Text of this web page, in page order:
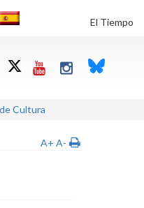
El Tiempo
Cultura
A+ A-